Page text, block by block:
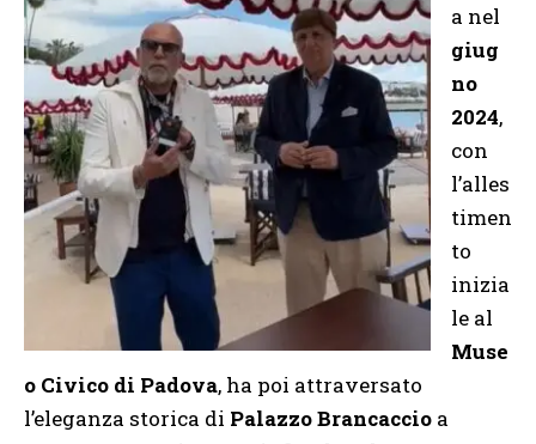
a nel
giug
no
2024,
con
l’alles
timen
to
inizia
le al
Muse
o Civico di Padova, ha poi attraversato
l’eleganza storica di Palazzo Brancaccio a